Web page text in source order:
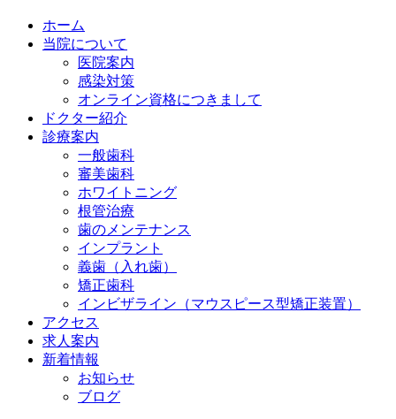
ホーム
当院について
医院案内
感染対策
オンライン資格につきまして
ドクター紹介
診療案内
一般歯科
審美歯科
ホワイトニング
根管治療
歯のメンテナンス
インプラント
義歯（入れ歯）
矯正歯科
インビザライン（マウスピース型矯正装置）
アクセス
求人案内
新着情報
お知らせ
ブログ